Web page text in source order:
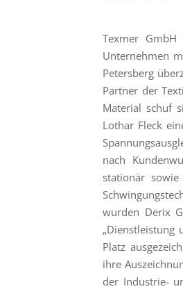
Texmer
Unternehmen
Petersberg
Partner der
Material schuf
Lothar Fleck
nach
stationär
wurden Derix
„Dienstleistung
Platz
ihre
der Industrie-